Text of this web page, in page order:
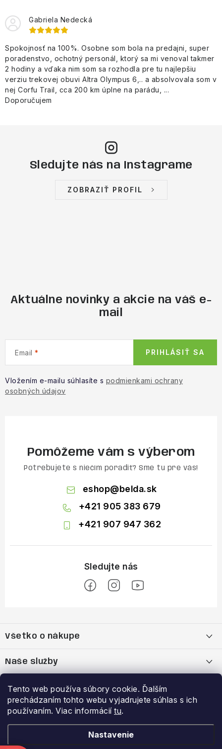
Tento web používa súbory cookie. Ďalším
prechádzaním tohto webu vyjadrujete súhlas s ich
používaním. Viac informácií tu.
Nastavenie
Gabriela Nedecká
Spokojnosť na 100%. Osobne som bola na predajni, super
poradenstvo, ochotný personál, ktorý sa mi venoval takmer
2 hodiny a vďaka nim som sa rozhodla pre tu najlepšiu
verziu trekovej obuvi Altra Olympus 6,.. a absolvovala som v
nej Corfu Trail, cca 200 km úplne na parádu, ...
Doporučujem
Sledujte nás na Instagrame
ZOBRAZIŤ PROFIL
Aktuálne novinky a akcie na váš e-
mail
Email
Vložením e-mailu súhlasíte s podmienkami ochrany
osobných údajov
PRIHLÁSIŤ SA
Pomôžeme vám s výberom
Potrebujete s niečím poradiť? Sme tu pre vás!
eshop@belda.sk
+421 905 383 679
+421 907 947 362
p
t
Všetko o nákupe
OBCHODNÉ PODMIENKY
Zásady spracovania a ochrany osobných údajov
Naše služby
Bootfitting - Tvarovanie Lyžiarok v Nitre
Dynamická analýza chodidla
Výhody a zľavy
Garancia najnižšej ceny
Prihlásenie